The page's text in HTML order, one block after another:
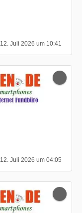
12. Juli 2026 um 10:41
12. Juli 2026 um 04:05